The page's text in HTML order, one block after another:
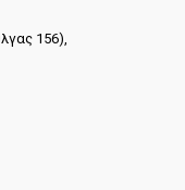
156),